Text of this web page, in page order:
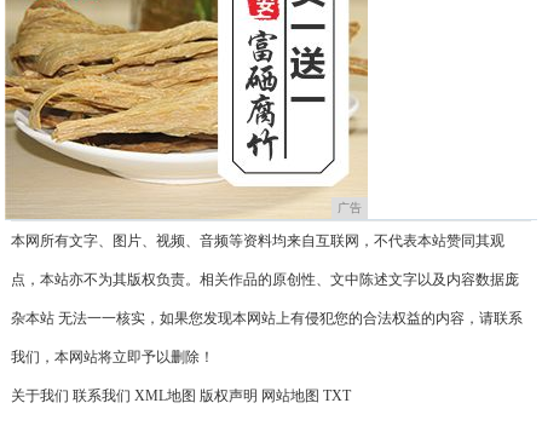
广告
本网所有文字、图片、视频、音频等资料均来自互联网，不代表本站赞同其观
点，本站亦不为其版权负责。相关作品的原创性、文中陈述文字以及内容数据庞
杂本站 无法一一核实，如果您发现本网站上有侵犯您的合法权益的内容，请联系
我们，本网站将立即予以删除！
关于我们 联系我们 XML地图 版权声明 网站地图 TXT